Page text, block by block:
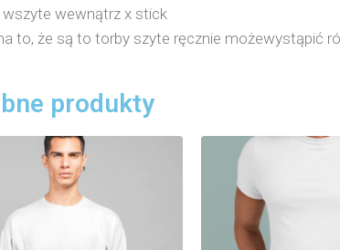
wewnątrz x stick
to, że są to torby szyte ręcznie możewystąpić
produkty